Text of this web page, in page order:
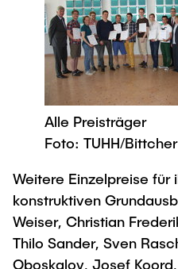
Alle Preisträger
Foto: TUHH/Bittcher
Weitere Einzelpreise für
konstruktiven
Weiser, Christian
Thilo Sander, Sven
Oboskalov, Josef